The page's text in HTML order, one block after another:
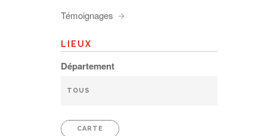
Témoignages
LIEUX
Département
CARTE